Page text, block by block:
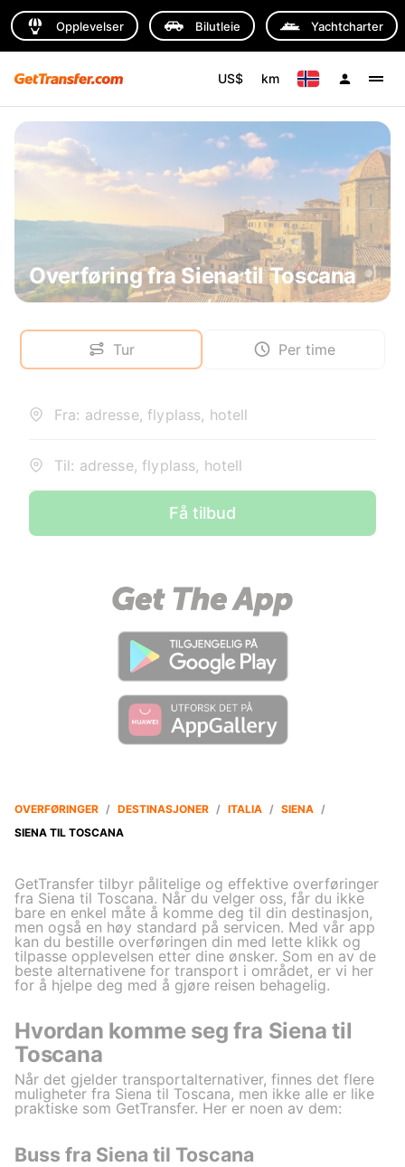
Opplevelser Bilutleie Yachtcharter
US$ km
Overføring fra Siena til Toscana
Tur Per time
Fra: adresse, flyplass, hotell
Til: adresse, flyplass, hotell
Få tilbud
OVERFØRINGER / DESTINASJONER / ITALIA / SIENA /
SIENA TIL TOSCANA
GetTransfer tilbyr pålitelige og effektive overføringer
fra Siena til Toscana. Når du velger oss, får du ikke
bare en enkel måte å komme deg til din destinasjon,
men også en høy standard på servicen. Med vår app
kan du bestille overføringen din med lette klikk og
tilpasse opplevelsen etter dine ønsker. Som en av de
beste alternativene for transport i området, er vi her
for å hjelpe deg med å gjøre reisen behagelig.
Hvordan komme seg fra Siena til
Toscana
Når det gjelder transportalternativer, finnes det flere
muligheter fra Siena til Toscana, men ikke alle er like
praktiske som GetTransfer. Her er noen av dem:
Buss fra Siena til Toscana